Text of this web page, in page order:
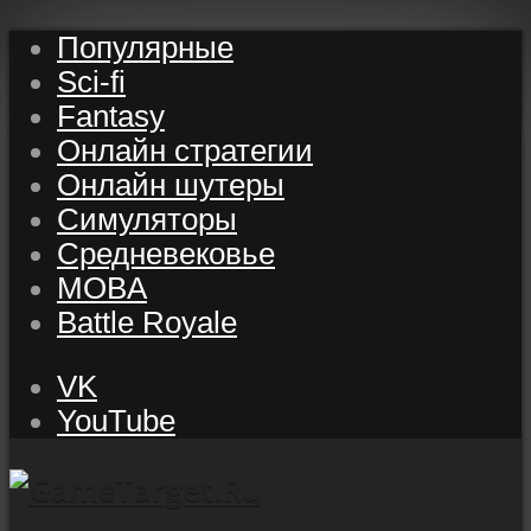
Популярные
Sci-fi
Fantasy
Онлайн стратегии
Онлайн шутеры
Симуляторы
Средневековье
MOBA
Battle Royale
VK
YouTube